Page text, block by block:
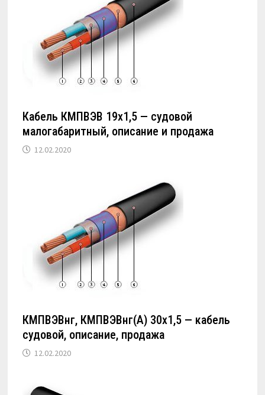
Кабель КМПВЭВ 19х1,5 — судовой
малогабаритный, описание и продажа
12.02.2020
КМПВЭВнг, КМПВЭВнг(А) 30х1,5 — кабель
судовой, описание, продажа
12.02.2020